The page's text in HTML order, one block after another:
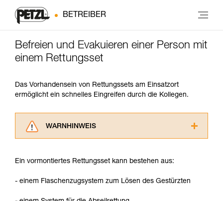
BETREIBER
Befreien und Evakuieren einer Person mit
einem Rettungsset
Das Vorhandensein von Rettungssets am Einsatzort
ermöglicht ein schnelles Eingreifen durch die Kollegen.
WARNHINWEIS
aufmerksam durch, bevor Sie diesen zu Rate
verstehen zu können, müssen Sie zuerst die in
Ein vormontiertes Rettungsset kann bestehen aus:
- einem Flaschenzugsystem zum Lösen des Gestürzten